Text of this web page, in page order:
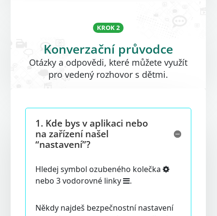
KROK 2
Konverzační průvodce
Otázky a odpovědi, které můžete využít
pro vedený rozhovor s dětmi.
1. Kde bys v aplikaci nebo
na zařízení našel
“nastavení”?
Hledej symbol ozubeného kolečka
nebo 3 vodorovné linky
.
Někdy najdeš bezpečnostní nastavení